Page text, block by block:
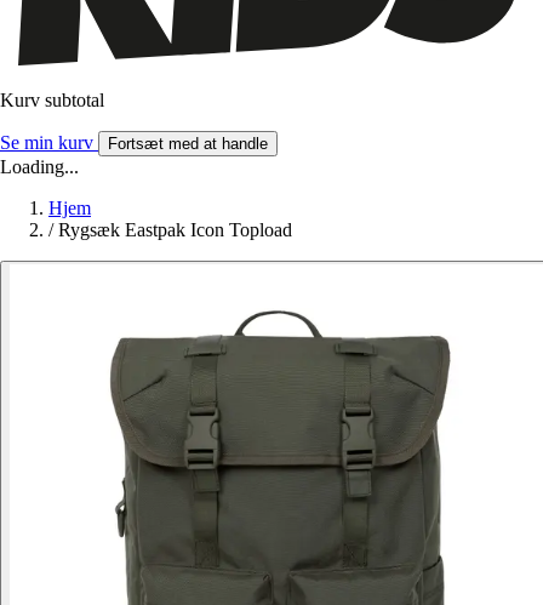
Kurv subtotal
Se min kurv Fortsæt med at handle
Loading...
Hjem
/ Rygsæk Eastpak Icon Topload